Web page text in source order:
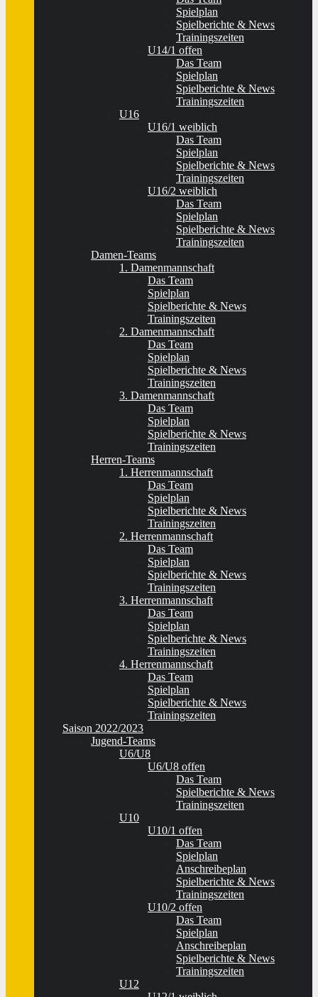
Spielplan
Spielberichte & News
Trainingszeiten
U14/1 offen
Das Team
Spielplan
Spielberichte & News
Trainingszeiten
U16
U16/1 weiblich
Das Team
Spielplan
Spielberichte & News
Trainingszeiten
U16/2 weiblich
Das Team
Spielplan
Spielberichte & News
Trainingszeiten
Damen-Teams
1. Damenmannschaft
Das Team
Spielplan
Spielberichte & News
Trainingszeiten
2. Damenmannschaft
Das Team
Spielplan
Spielberichte & News
Trainingszeiten
3. Damenmannschaft
Das Team
Spielplan
Spielberichte & News
Trainingszeiten
Herren-Teams
1. Herrenmannschaft
Das Team
Spielplan
Spielberichte & News
Trainingszeiten
2. Herrenmannschaft
Das Team
Spielplan
Spielberichte & News
Trainingszeiten
3. Herrenmannschaft
Das Team
Spielplan
Spielberichte & News
Trainingszeiten
4. Herrenmannschaft
Das Team
Spielplan
Spielberichte & News
Trainingszeiten
Saison 2022/2023
Jugend-Teams
U6/U8
U6/U8 offen
Das Team
Spielberichte & News
Trainingszeiten
U10
U10/1 offen
Das Team
Spielplan
Anschreibeplan
Spielberichte & News
Trainingszeiten
U10/2 offen
Das Team
Spielplan
Anschreibeplan
Spielberichte & News
Trainingszeiten
U12